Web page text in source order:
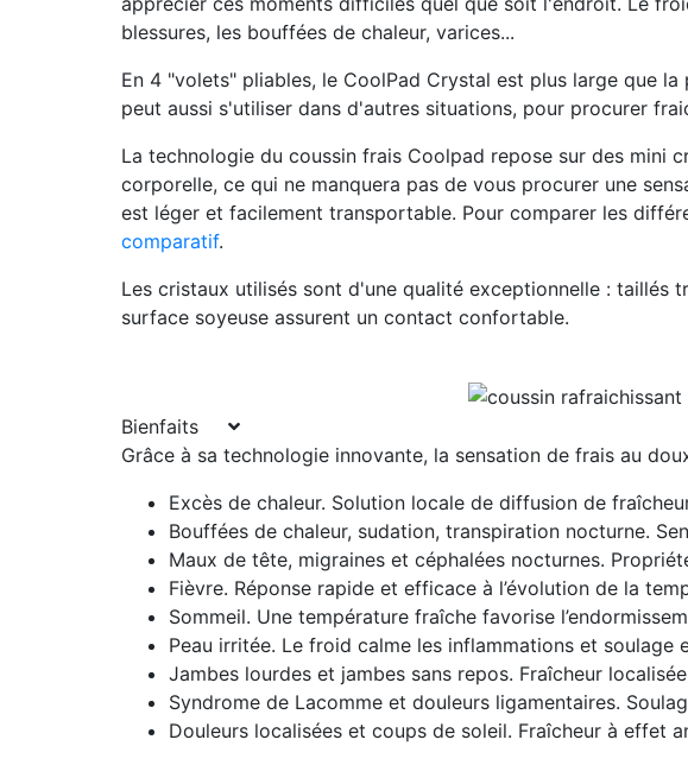
blessures, les bouffées de chaleur, varices...
En 4 "volets" pliables, le CoolPad Crystal est plus large que
peut aussi s'utiliser dans d'autres situations, pour procurer
La technologie du coussin frais Coolpad repose sur des mini
corporelle, ce qui ne manquera pas de vous procurer une
est léger et facilement transportable. Pour comparer les
comparatif.
Les cristaux utilisés sont d'une qualité exceptionnelle : taillés
surface soyeuse assurent un contact confortable.
Bienfaits
Grâce à sa technologie innovante, la sensation de frais au
Excès de chaleur. Solution locale de diffusion de
Bouffées de chaleur, sudation, transpiration nocturne.
Maux de tête, migraines et céphalées nocturnes.
Fièvre. Réponse rapide et efficace à l’évolution de la
Sommeil. Une température fraîche favorise
Peau irritée. Le froid calme les inflammations et soulage
Jambes lourdes et jambes sans repos. Fraîcheur
Syndrome de Lacomme et douleurs ligamentaires.
Douleurs localisées et coups de soleil. Fraîcheur à effet